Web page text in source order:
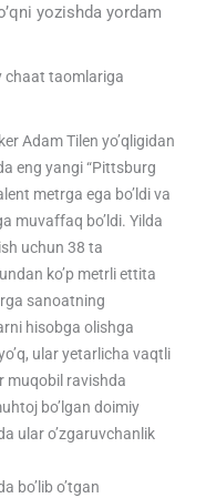
yozishda yordam
Adam Tilen yo’qligidan
eng yangi “Pittsburg
metrga ega bo’ldi va
muvaffaq bo’ldi. Yilda
uchun 38 ta
ko’p metrli ettita
sanoatning
hisobga olishga
ular yetarlicha vaqtli
muqobil ravishda
bo’lgan doimiy
ular o’zgaruvchanlik
bo’lib o’tgan